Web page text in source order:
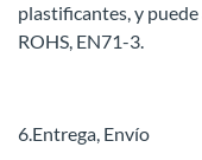
plastificantes, y
ROHS, EN71-3.
6.Entrega, Envío